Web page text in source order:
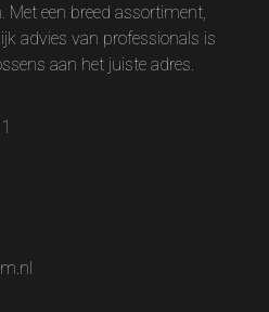
een breed assortiment,
advies van professionals is
aan het juiste adres.